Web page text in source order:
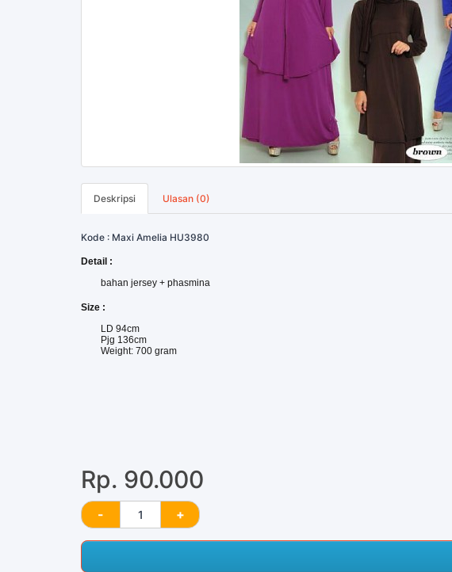
Deskripsi Ulasan (0)
Kode : Maxi Amelia HU3980
Detail :
bahan jersey + phasmina
Size :
LD 94cm
Pjg 136cm
Weight: 700 gram
Rp. 90.000